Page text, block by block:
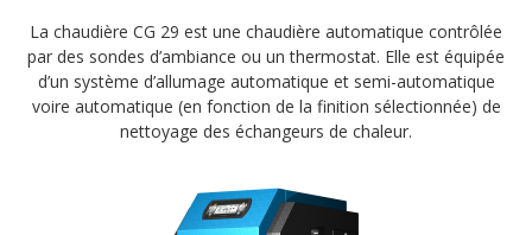
La chaudière CG 29 est une chaudière automatique contrôlée
par des sondes d’ambiance ou un thermostat. Elle est équipée
d’un système d’allumage automatique et semi-automatique
voire automatique (en fonction de la finition sélectionnée) de
nettoyage des échangeurs de chaleur.